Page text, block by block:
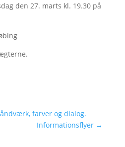
den 27. marts kl. 19.30 på
farver og dialog.
Informationsflyer →